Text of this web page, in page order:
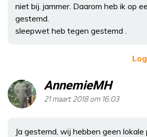
niet bij. jammer. Daarom heb ik op
gestemd.
sleepwet heb tegen gestemd .
AnnemieMH
21 maart 2018 om 16:03
Ja gestemd, wij hebben geen lokale